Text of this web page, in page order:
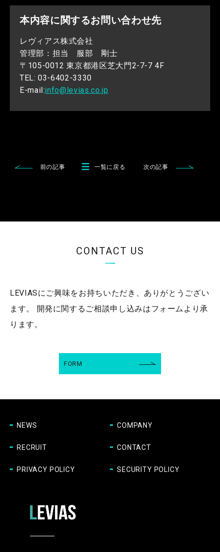
本内容に関するお問い合わせ先
レヴィアス株式会社
管理部：担当 服部 剛士
〒105-0012 東京都港区芝大門2-7-7 4F
TEL: 03-6402-3330
E-mail:info@levias.co.jp
前の記事 一覧に戻る 次の記事
CONTACT US
LEVIASにご興味をお持ちいただき、ありがとうござい
ます。
開発に関するご相談申し込みはフォームより承
ります。
FORM
NEWS COMPANY
RECRUIT CONTACT
PRIVACY POLICY SECURITY POLICY